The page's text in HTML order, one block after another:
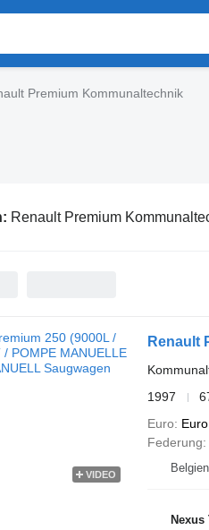
Premium Kommunaltechnik
Renault Premium
VIDEO
Renault
1997
Euro
Federung
Nexus